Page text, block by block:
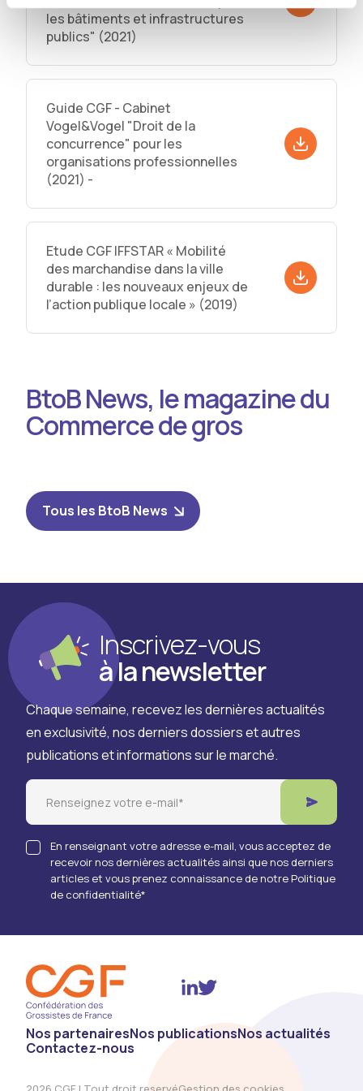
les bâtiments et infrastructures
publics" (2021)
Guide CGF - Cabinet
Vogel&Vogel "Droit de la
concurrence" pour les
organisations professionnelles
(2021) -
Etude CGF IFFSTAR « Mobilité
des marchandise dans la ville
durable : les nouveaux enjeux de
l’action publique locale » (2019)
BtoB News, le magazine du
Commerce de gros
Tous les BtoB News
Inscrivez-vous
à la newsletter
Chaque semaine, recevez les dernières actualités
en exclusivité, nos derniers dossiers et autres
publications et informations sur le marché.
Email
En renseignant votre adresse e-mail, vous acceptez de
recevoir nos dernières actualités ainsi que nos derniers
articles et vous prenez connaissance de notre Politique
de confidentialité*
Nos partenairesNos publicationsNos actualités
Contactez-nous